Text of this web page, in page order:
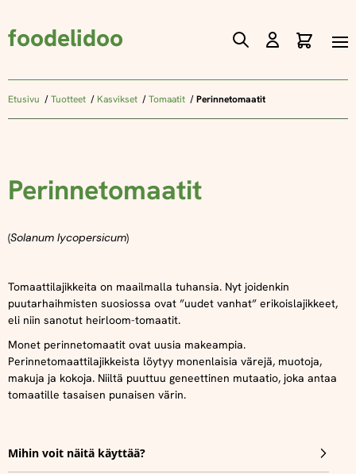
foodelidoo
Skip
Content
Etusivu Tuotteet Kasvikset Tomaatit Perinnetomaatit
Perinnetomaatit
(Solanum lycopersicum)
Tomaattilajikkeita on maailmalla tuhansia. Nyt joidenkin
puutarhaihmisten suosiossa ovat ”uudet vanhat” erikoislajikkeet,
eli niin sanotut heirloom-tomaatit.
Monet perinnetomaatit ovat uusia makeampia.
Perinnetomaattilajikkeista löytyy monenlaisia ​​värejä, muotoja,
makuja ja kokoja. Niiltä puuttuu geneettinen mutaatio, joka antaa
tomaatille tasaisen punaisen värin.
Mihin voit näitä käyttää?